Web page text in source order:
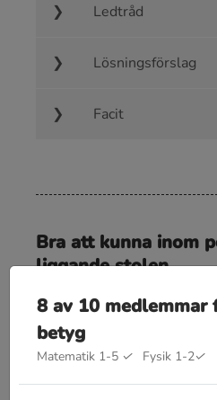
Ledtråd
Lösningsförslag
Facit
Bra att kunna inom
liggande stolen
x,y,r,φ
arg(z)= φ
tanφ=yx
8 av 10 medlemmar
betyg
Matematik 1-5 ✓ Fysik 1-2✓